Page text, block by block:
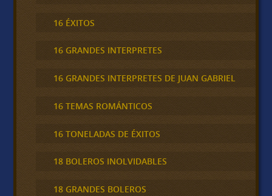
16 ÉXITOS
16 GRANDES INTERPRETES
16 GRANDES INTERPRETES DE JUAN GABRIEL
16 TEMAS ROMÁNTICOS
16 TONELADAS DE ÉXITOS
18 BOLEROS INOLVIDABLES
18 GRANDES BOLEROS